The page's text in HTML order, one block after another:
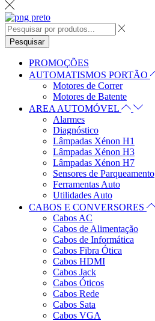
Pesquisar
PROMOÇÕES
AUTOMATISMOS PORTÃO
Motores de Correr
Motores de Batente
AREA AUTOMÓVEL
Alarmes
Diagnóstico
Lâmpadas Xénon H1
Lâmpadas Xénon H3
Lâmpadas Xénon H7
Sensores de Parqueamento
Ferramentas Auto
Utilidades Auto
CABOS E CONVERSORES
Cabos AC
Cabos de Alimentação
Cabos de Informática
Cabos Fibra Ótica
Cabos HDMI
Cabos Jack
Cabos Óticos
Cabos Rede
Cabos Sata
Cabos VGA